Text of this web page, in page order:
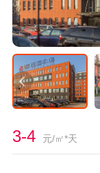
3-4 元/㎡*天